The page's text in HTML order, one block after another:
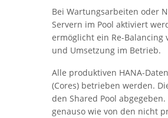
Bei Wartungsarbeiten oder
Servern im Pool aktiviert
ermöglicht ein Re-Balancing
und Umsetzung im Betrieb.
Alle produktiven HANA-
(Cores) betrieben werden.
den Shared Pool
genauso wie von den nicht